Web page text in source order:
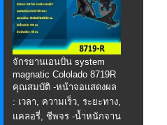
จักรยานเอนปั่น system
magnatic Cololado 8719R
คุณสมบัติ -หน้าจอแสดงผล
: เวลา, ความเร็ว, ระยะทาง,
แคลอรี่, ชีพจร -น้ำหนักจาน